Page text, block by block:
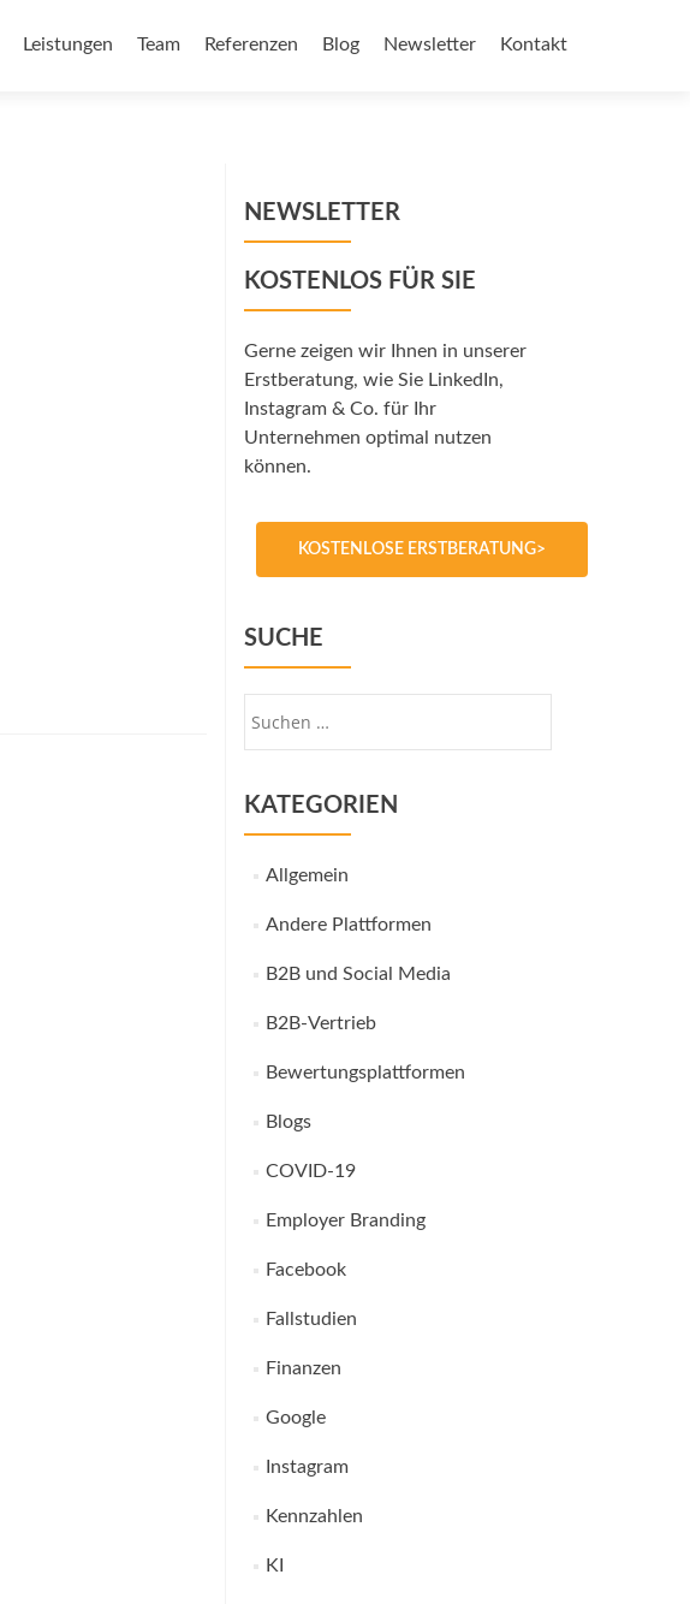
Leistungen Team Referenzen Blog Newsletter Kontakt
NEWSLETTER
KOSTENLOS FÜR SIE
Gerne zeigen wir Ihnen in unserer
Erstberatung, wie Sie LinkedIn,
Instagram & Co. für Ihr
Unternehmen optimal nutzen
können.
KOSTENLOSE ERSTBERATUNG>
SUCHE
KATEGORIEN
Allgemein
Andere Plattformen
B2B und Social Media
B2B-Vertrieb
Bewertungsplattformen
Blogs
COVID-19
Employer Branding
Facebook
Fallstudien
Finanzen
Google
Instagram
Kennzahlen
KI